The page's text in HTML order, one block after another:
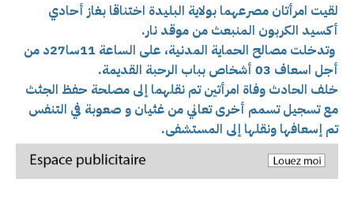
لقيت امرأتان مصرعهما بولاية البليدة اختناقا بغاز أحادي
أكسيد الكربون المنبعث من موقد نار.
وتدخلت مصالح الحماية المدنية، على الساعة 11سا27د من
أجل اسعاف 03 أشخاص بباب الرحبة القديمة.
خلف الحادث وفاة امرأتين تم نقلهما إلى مصلحة حفظ الجثث
مع تسجيل تسمم أخرى تعاني من غثيان و صعوبة في التنفس
تم إسعافها ونقلها إلى المستشفى.